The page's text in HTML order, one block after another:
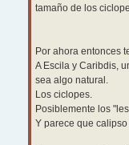
tamaño de los
Por ahora entonces
A Escila y Caribdis,
sea algo natural.
Los ciclopes.
Posiblemente los
Y parece que